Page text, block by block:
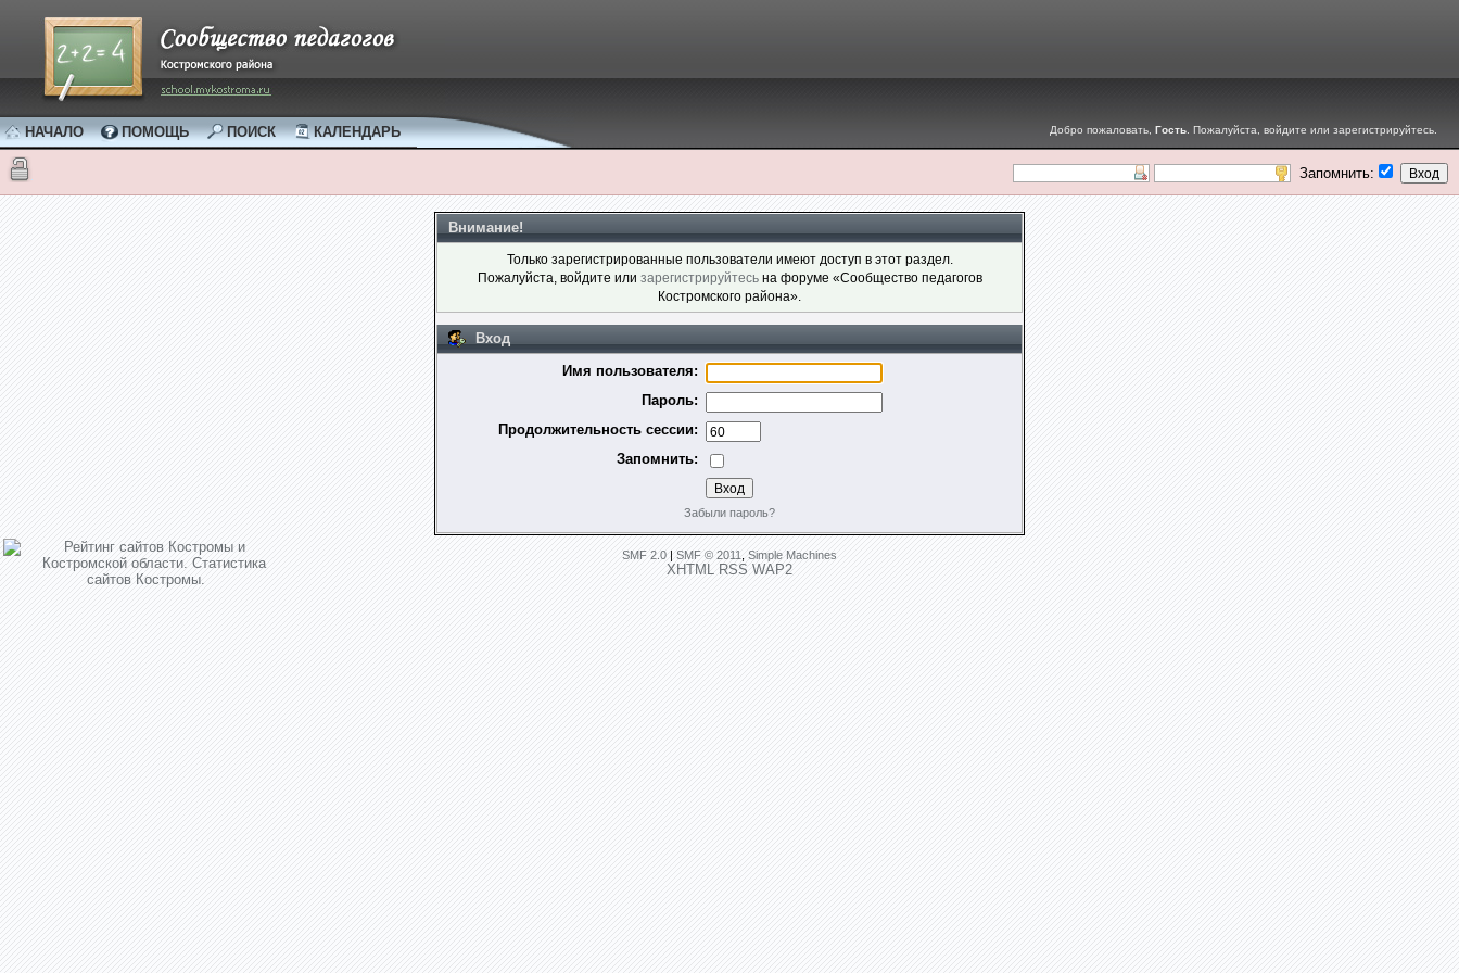
НАЧАЛО ПОМОЩЬ ПОИСК КАЛЕНДАРЬ Добро пожаловать, Гость . Пожалуйста, войдите или зарегистрируйтесь
Запомнить:
Внимание!
Только зарегистрированные пользователи имеют доступ в этот раздел.
Пожалуйста, войдите или зарегистрируйтесьна форуме «Сообщество педагогов
Костромского района».
Вход
Имя пользователя:
Пароль:
Продолжительность сессии:
Запомнить:
Забыли пароль?
SMF 2.0 | SMF © 2011 Simple Machines
XHTML RSS WAP2